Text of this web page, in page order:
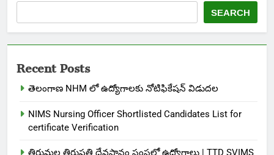
SEARCH
Recent Posts
తెలంగాణ NHM లో ఉద్యోగాలకు నోటిఫికేషన్ విడుదల
NIMS Nursing Officer Shortlisted Candidates List for
certificate Verification
తిరుమల తిరుపతి దేవస్థానం సంస్థలో ఉద్యోగాలు | TTD SVIMS